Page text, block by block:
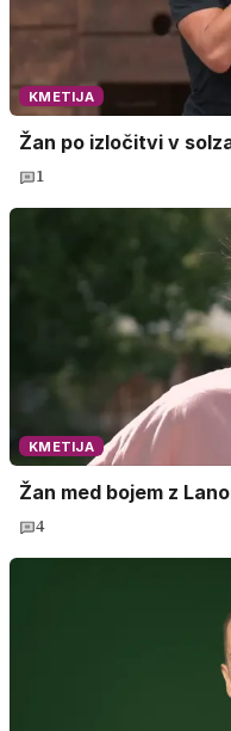
KMETIJA
Žan po izločitvi v
1
KMETIJA
Žan med bojem z
4